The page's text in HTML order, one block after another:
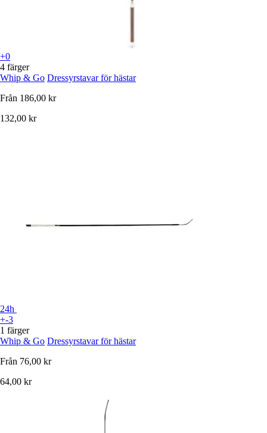
+0
4 färger
Whip & Go Dressyrstavar för hästar
Från 186,00 kr
132,00 kr
24h
+-3
1 färger
Whip & Go Dressyrstavar för hästar
Från 76,00 kr
64,00 kr